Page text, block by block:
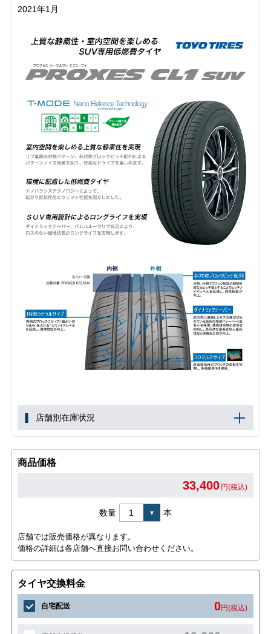
2021年1月
店舗別在庫状況
商品価格
33,400 円(税込)
数量 本
店舗では販売価格が異なります。
価格の詳細は各店舗へ直接お問い合わせください。
タイヤ交換料金
自宅配送 0円(税込)